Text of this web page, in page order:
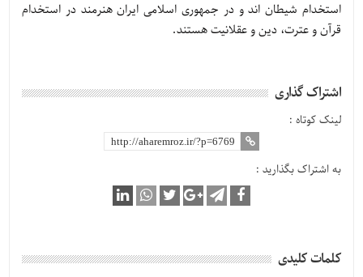
استخدام شیطان اند و در جمهوری اسلامی ایران هنرمند در استخدام
قرآن و عترت، دین و عقلانیت هستند.
اشتراک گذاری
لینک کوتاه :
به اشتراک بگذارید :
کلمات کلیدی